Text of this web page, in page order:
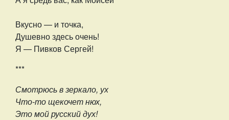
Вкусно — и точка,
Душевно здесь очень!
Я — Пивков Сергей!
***
Смотрюсь в зеркало, ух
Что-то щекочет нюх,
Это мой русский дух!